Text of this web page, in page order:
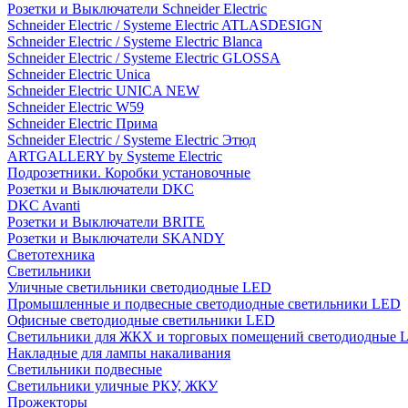
Розетки и Выключатели Schneider Electric
Schneider Electric / Systeme Electric ATLASDESIGN
Schneider Electric / Systeme Electric Blanca
Schneider Electric / Systeme Electric GLOSSA
Schneider Electric Unica
Schneider Electric UNICA NEW
Schneider Electric W59
Schneider Electric Прима
Schneider Electric / Systeme Electric Этюд
ARTGALLERY by Systeme Electric
Подрозетники. Коробки установочные
Розетки и Выключатели DKC
DKC Avanti
Розетки и Выключатели BRITE
Розетки и Выключатели SKANDY
Светотехника
Светильники
Уличные светильники светодиодные LED
Промышленные и подвесные светодиодные светильники LED
Офисные светодиодные светильники LED
Светильники для ЖКХ и торговых помещений светодиодные
Накладные для лампы накаливания
Светильники подвесные
Светильники уличные РКУ, ЖКУ
Прожекторы